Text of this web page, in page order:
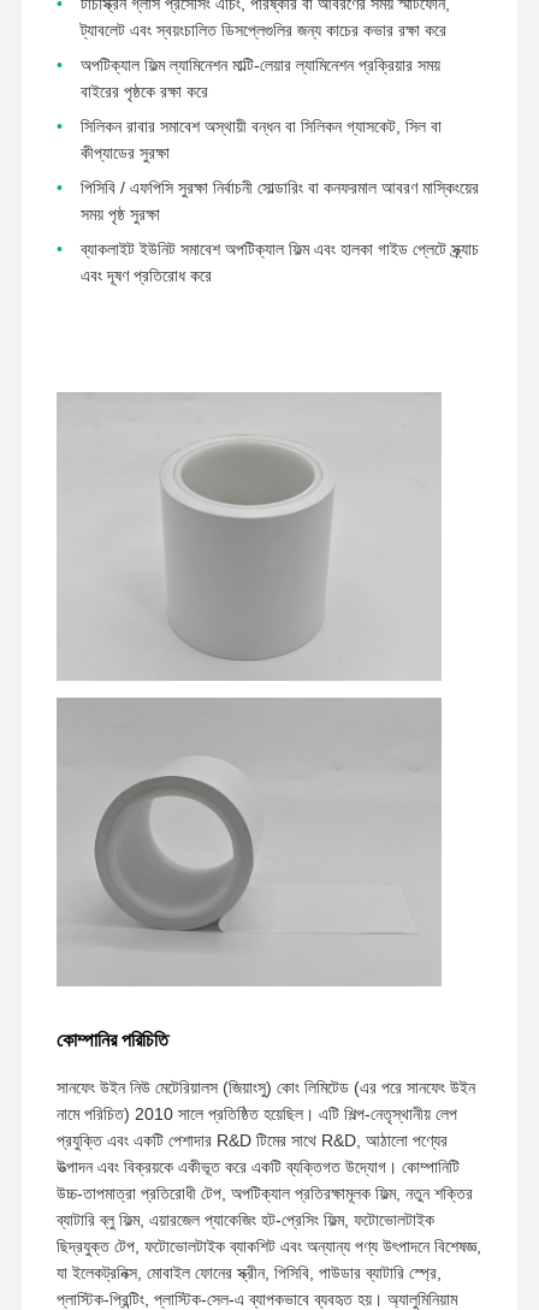
কারখানা ভ্রমণ মান নিয়ন্ত্রণ
আমাদের সাথে
এখন চ্যাট করুন
পিইটি টেপ
ক্যাপ্টন টেপ
ডবল পার্শ্বযুক্ত টেপ
নীল প্রতিরক্ষামূলক ফিল্ম
হিটিং ফিল্ম
ট্যাবলেট এবং স্বয়ংচালিত ডিসপ্লেগুলির জন্য কাচের কভার রক্ষা করে
অপটিক্যাল ফিল্ম ল্যামিনেশন মাল্টি-লেয়ার ল্যামিনেশন প্রক্রিয়ার সময়
বাইরের পৃষ্ঠকে রক্ষা করে
সিলিকন রাবার সমাবেশ অস্থায়ী বন্ধন বা সিলিকন গ্যাসকেট, সিল বা
কীপ্যাডের সুরক্ষা
পিসিবি / এফপিসি সুরক্ষা নির্বাচনী সোল্ডারিং বা কনফরমাল আবরণ মাস্কিংয়ের
সময় পৃষ্ঠ সুরক্ষা
ব্যাকলাইট ইউনিট সমাবেশ অপটিক্যাল ফিল্ম এবং হালকা গাইড প্লেটে স্ক্র্যাচ
এবং দূষণ প্রতিরোধ করে
কোম্পানির পরিচিতি
সানফেং উইন নিউ মেটেরিয়ালস (জিয়াংসু) কোং লিমিটেড (এর পরে সানফেং উইন
নামে পরিচিত) 2010 সালে প্রতিষ্ঠিত হয়েছিল। এটি শিল্প-নেতৃস্থানীয় লেপ
প্রযুক্তি এবং একটি পেশাদার R&D টিমের সাথে R&D, আঠালো পণ্যের
উত্পাদন এবং বিক্রয়কে একীভূত করে একটি ব্যক্তিগত উদ্যোগ। কোম্পানিটি
উচ্চ-তাপমাত্রা প্রতিরোধী টেপ, অপটিক্যাল প্রতিরক্ষামূলক ফিল্ম, নতুন শক্তির
ব্যাটারি ব্লু ফিল্ম, এয়ারজেল প্যাকেজিং হট-প্রেসিং ফিল্ম, ফটোভোলটাইক
ছিদ্রযুক্ত টেপ, ফটোভোলটাইক ব্যাকশিট এবং অন্যান্য পণ্য উৎপাদনে বিশেষজ্ঞ,
যা ইলেকট্রনিক্স, মোবাইল ফোনের স্ক্রীন, পিসিবি, পাউডার ব্যাটারি স্প্রে,
প্লাস্টিক-প্রিন্টিং, প্লাস্টিক-সেল-এ ব্যাপকভাবে ব্যবহৃত হয়। অ্যালুমিনিয়াম